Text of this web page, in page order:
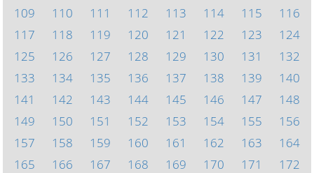
109
110 111 112 113 114 115
116
117
118 119 120 121 122 123
124
125
126 127 128 129 130 131
132
133
134 135 136 137 138 139
140
141
142 143 144 145 146 147
148
149
150 151 152 153 154 155
156
157
158 159 160 161 162 163
164
165
166 167 168 169 170 171
172